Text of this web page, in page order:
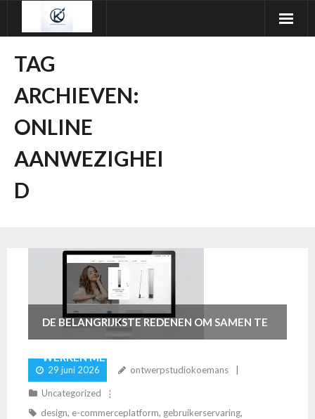
inhoudTAG
ARCHIEVEN:
ONLINE
AANWEZIGHEI
D
DE BELANGRIJKSTE REDENEN OM SAMEN TE
WERKEN MET PROFESSIONELE
WEBDESIGNBUREAUS
29 juni 2026 ontwerpstudiokoemans
Uncategorized
design, e-commerceplatform, gebruikerservaring,